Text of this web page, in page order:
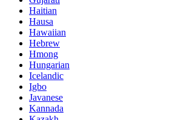
Haitian
Hausa
Hawaiian
Hebrew
Hmong
Hungarian
Icelandic
Igbo
Javanese
Kannada